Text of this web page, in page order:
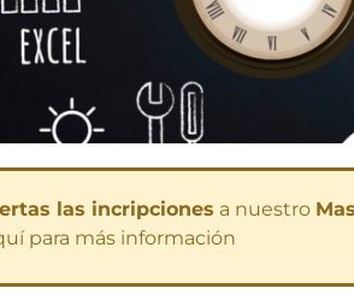
las incripciones a nuestro
para más información